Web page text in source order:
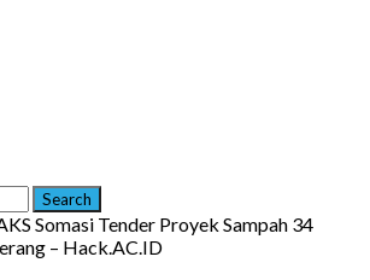
Search
Somasi Tender Proyek Sampah 34
– Hack.AC.ID